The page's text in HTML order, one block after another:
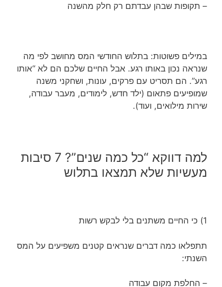
– תקופות שבהן עבדתם רק חלק מהשנה
במילים פשוטות: בתלוש החודשי המס מחושב לפי מה
שנראה נכון באותו רגע. אבל החיים שלכם הם לא “אותו
רגע”. הם תסריט עם פרקים, עונות, ושחקני משנה
שמופיעים פתאום (ילד חדש, לימודים, מעבר עבודה,
שירות מילואים, ועוד).
למה דווקא “כל כמה שנים”? 7 סיבות
מעשיות שלא תמצאו בתלוש
1) כי החיים משתנים בלי לבקש רשות
תתפלאו כמה דברים שנראים קטנים משפיעים על המס
השנתי:
– החלפת מקום עבודה